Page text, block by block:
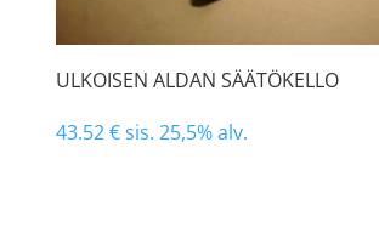
ULKOISEN ALDAN SÄÄTÖKELLO
43.52€sis. 25,5% alv.